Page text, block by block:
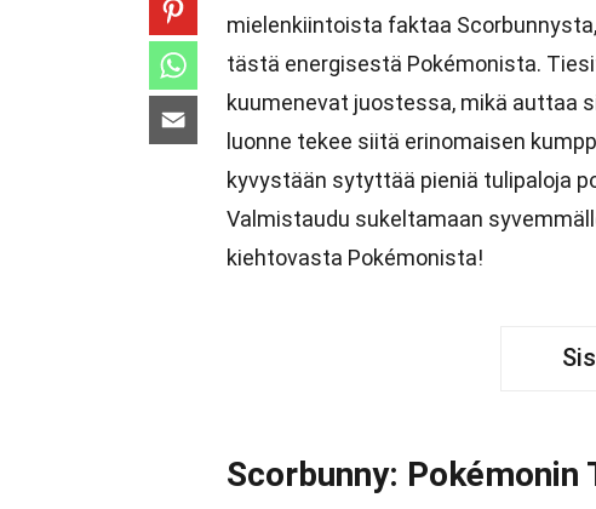
mielenkiintoista faktaa
tästä energisestä Pokémonista.
kuumenevat juostessa, mikä auttaa
luonne tekee siitä erinomaisen
kyvystään sytyttää pieniä tulipaloja
Valmistaudu sukeltamaan
kiehtovasta Pokémonista!
Scorbunny: Pokémonin